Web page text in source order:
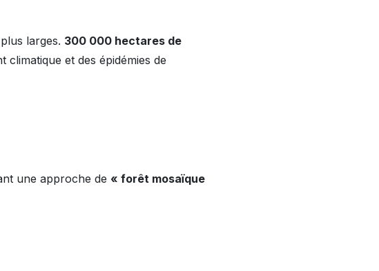
larges. 300 000 hectares de
et des épidémies de
une approche de « forêt mosaïque